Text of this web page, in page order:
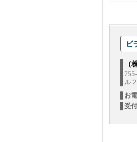
ビ
（
ル
お
受